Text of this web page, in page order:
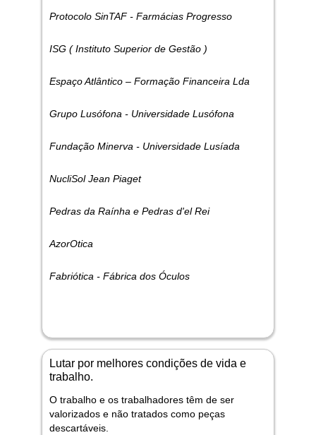
Protocolo SinTAF - Farmácias Progresso
ISG ( Instituto Superior de Gestão )
Espaço Atlântico – Formação Financeira Lda
Grupo Lusófona - Universidade Lusófona
Fundação Minerva - Universidade Lusíada
NucliSol Jean Piaget
Pedras da Raínha e Pedras d'el Rei
AzorOtica
Fabriótica - Fábrica dos Óculos
Lutar por melhores condições de vida e
trabalho.
O trabalho e os trabalhadores têm de ser
valorizados e não tratados como peças
descartáveis.